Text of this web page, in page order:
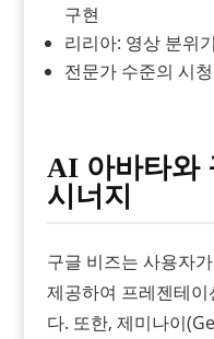
구현
리리아: 영상 분위
전문가 수준의 시
AI 아바타와
시너지
구글 비즈는 사용자
제공하여 프레젠테
다. 또한, 제미나이